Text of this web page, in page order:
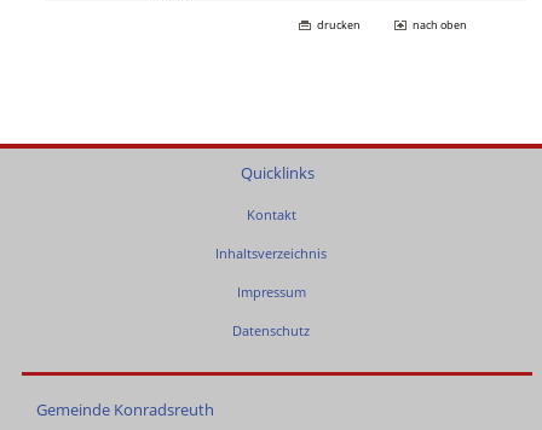
drucken nach oben
Quicklinks
Kontakt
Inhaltsverzeichnis
Impressum
Datenschutz
Gemeinde Konradsreuth